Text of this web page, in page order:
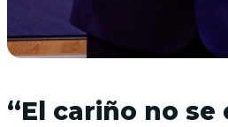
“El cariño no se